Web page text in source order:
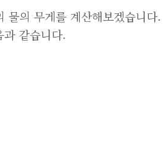
물의 무게를 계산해보겠습니다.
같습니다.